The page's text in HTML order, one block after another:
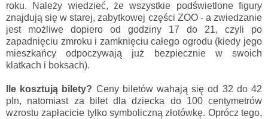
roku. Należy wiedzieć, że wszystkie podświetlone figury
znajdują się w starej, zabytkowej części ZOO - a zwiedzanie
jest możliwe dopiero od godziny 17 do 21, czyli po
zapadnięciu zmroku i zamknięciu całego ogrodu (kiedy jego
mieszkańcy odpoczywają już bezpiecznie w swoich
klatkach i boksach).
Ile kosztują bilety? Ceny biletów wahają się od 32 do 42
pln, natomiast za bilet dla dziecka do 100 centymetrów
wzrostu zapłacicie tylko symboliczną złotówkę. Oprócz tego,